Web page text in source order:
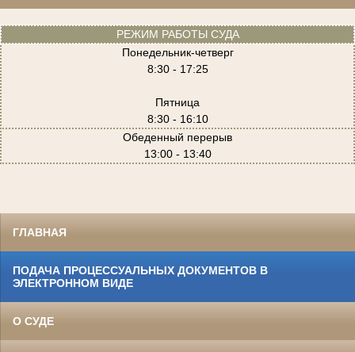
РЕЖИМ РАБОТЫ СУДА
Понедельник-четверг
8:30 - 17:25
Пятница
8:30 - 16:10
Обеденный перерыв
13:00 - 13:40
ГЛАВНАЯ
ПОДАЧА ПРОЦЕССУАЛЬНЫХ ДОКУМЕНТОВ В
ЭЛЕКТРОННОМ ВИДЕ
О СУДЕ